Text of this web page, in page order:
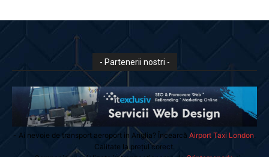
- Partenerii nostri -
- Ai nevoie de transport aeroport in Anglia? Încearcă Airport Taxi London
Calitate la prețul corect.